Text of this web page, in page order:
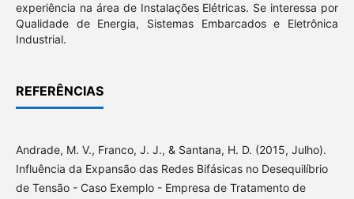
experiência na área de Instalações Elétricas. Se interessa por
Qualidade de Energia, Sistemas Embarcados e Eletrônica
Industrial.
REFERÊNCIAS
Andrade, M. V., Franco, J. J., & Santana, H. D. (2015, Julho).
Influência da Expansão das Redes Bifásicas no Desequilíbrio
de Tensão - Caso Exemplo - Empresa de Tratamento de